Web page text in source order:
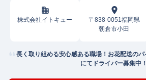
株式会社イトキュー
〒838-0051福岡県
朝倉市小田
長く取り組める安心感ある職場！お花配送の
にてドライバー募集中！